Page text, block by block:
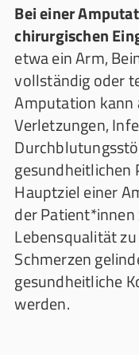
Bei einer
chirurgischen
etwa ein Arm,
vollständig oder
Amputation kann
Verletzungen,
gesundheitlichen
Hauptziel einer
der
Lebensqualität
Schmerzen
gesundheitliche
werden.